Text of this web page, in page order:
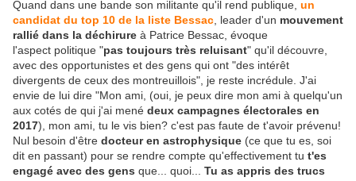
Quand dans une bande son militante qu'il rend publique, un
candidat du top 10 de la liste Bessac , leader d'un mouvement
rallié dans la déchirure à Patrice Bessac, évoque
l'aspect politique "pas toujours très reluisant" qu'il découvre,
avec des opportunistes et des gens qui ont "des intérêt
divergents de ceux des montreuillois", je reste incrédule. J'ai
envie de lui dire "Mon ami, (oui, je peux dire mon ami à quelqu'un
aux cotés de qui j'ai mené deux campagnes électorales en
2017), mon ami, tu le vis bien? c'est pas faute de t'avoir prévenu!
Nul besoin d'être docteur en astrophysique (ce que tu es, soi
dit en passant) pour se rendre compte qu'effectivement tu t'es
engagé avec des gens que... quoi... Tu as appris des trucs